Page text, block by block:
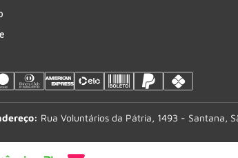
Rua Voluntários da Pátria, 1493 - Santana,